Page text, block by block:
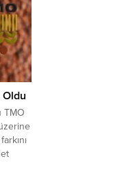
Oldu
TMO